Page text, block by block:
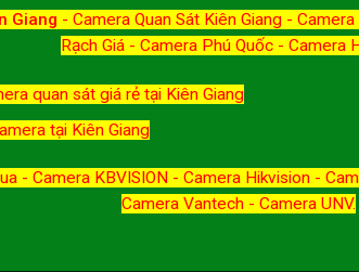
Giang - Camera Quan Sát Kiên Giang - Camera
Rạch Giá - Camera Phú Quốc - Camera
quan sát giá rẻ tại Kiên Giang
tại Kiên Giang
- Camera KBVISION - Camera Hikvision -
Camera Vantech - Camera UNV.